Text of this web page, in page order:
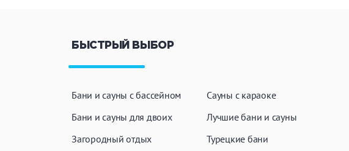
БЫСТРЫЙ ВЫБОР
Бани и сауны с бассейном
Бани и сауны для двоих
Загородный отдых
Сауны с караоке
Лучшие бани и сауны
Турецкие бани